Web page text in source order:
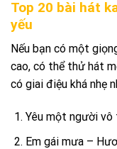
Top 20 bài hát
yếu
Nếu bạn có một
cao, có thể thử hát
có giai điệu khá nhẹ
Yêu một người vô
Em gái mưa –